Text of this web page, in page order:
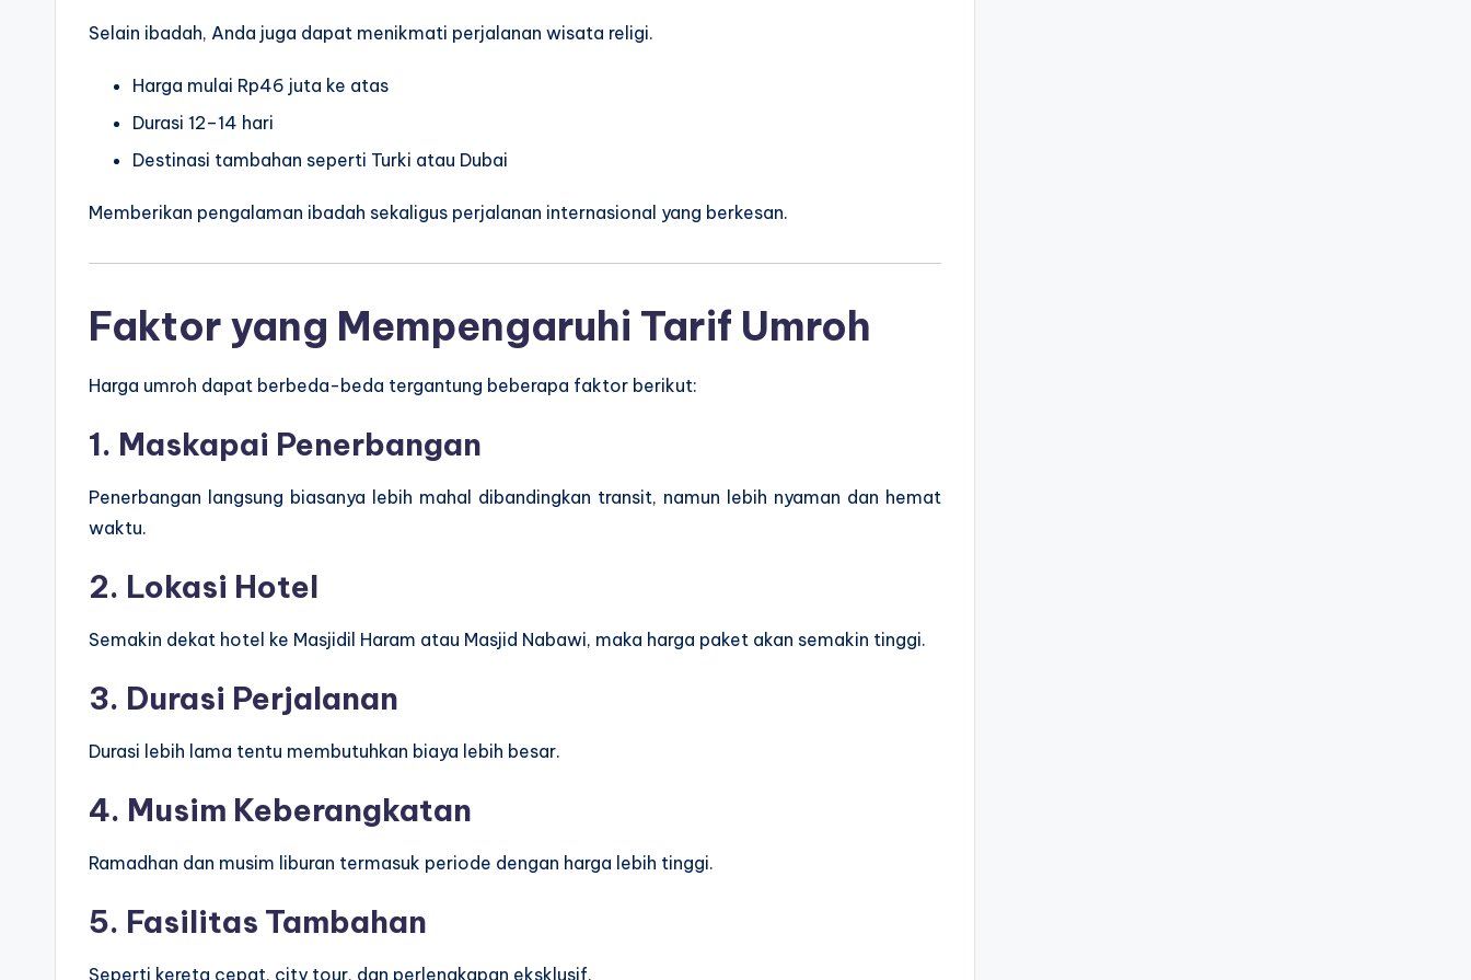
Selain ibadah, Anda juga dapat menikmati perjalanan wisata religi.
Harga mulai Rp46 juta ke atas
Durasi 12–14 hari
Destinasi tambahan seperti Turki atau Dubai
Memberikan pengalaman ibadah sekaligus perjalanan internasional yang berkesan.
Faktor yang Mempengaruhi Tarif Umroh
Harga umroh dapat berbeda-beda tergantung beberapa faktor berikut:
1. Maskapai Penerbangan
Penerbangan langsung biasanya lebih mahal dibandingkan transit, namun lebih nyaman dan hemat
waktu.
2. Lokasi Hotel
Semakin dekat hotel ke Masjidil Haram atau Masjid Nabawi, maka harga paket akan semakin tinggi.
3. Durasi Perjalanan
Durasi lebih lama tentu membutuhkan biaya lebih besar.
4. Musim Keberangkatan
Ramadhan dan musim liburan termasuk periode dengan harga lebih tinggi.
5. Fasilitas Tambahan
Seperti kereta cepat, city tour, dan perlengkapan eksklusif.